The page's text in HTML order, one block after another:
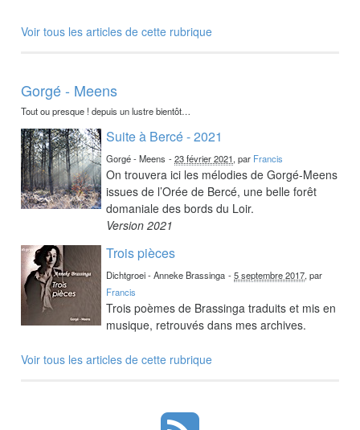
Voir tous les articles de cette rubrique
Gorgé - Meens
Tout ou presque ! depuis un lustre bientôt…
Suite à Bercé - 2021
Gorgé - Meens -23 février 2021, par Francis
On trouvera ici les mélodies de Gorgé-Meens
issues de l’Orée de Bercé, une belle forêt
domaniale des bords du Loir.
Version 2021
Trois pièces
Dichtgroei - Anneke Brassinga -5 septembre 2017, par
Francis
Trois poèmes de Brassinga traduits et mis en
musique, retrouvés dans mes archives.
Voir tous les articles de cette rubrique